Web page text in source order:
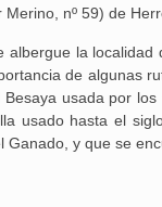
Merino, nº 59) de
albergue la localidad
de algunas
Besaya usada por
usado hasta el
Ganado, y que se